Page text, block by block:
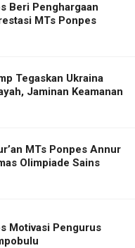
Beri Penghargaan
MTs Ponpes
Tegaskan Ukraina
Jaminan Keamanan
MTs Ponpes Annur
Olimpiade Sains
Motivasi Pengurus